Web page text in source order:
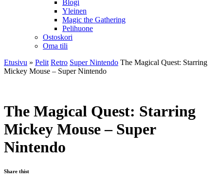
Blogi
Yleinen
Magic the Gathering
Pelihuone
Ostoskori
Oma tili
Etusivu » Pelit Retro Super Nintendo The Magical Quest: Starring
Mickey Mouse – Super Nintendo
The Magical Quest: Starring
Mickey Mouse – Super
Nintendo
Share thist